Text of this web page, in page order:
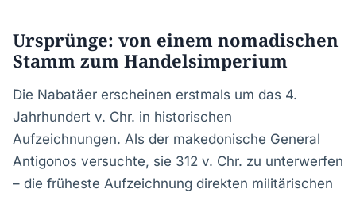
Ursprünge: von einem nomadischen
Stamm zum Handelsimperium
Die Nabatäer erscheinen erstmals um das 4.
Jahrhundert v. Chr. in historischen
Aufzeichnungen. Als der makedonische General
Antigonos versuchte, sie 312 v. Chr. zu unterwerfen
– die früheste Aufzeichnung direkten militärischen